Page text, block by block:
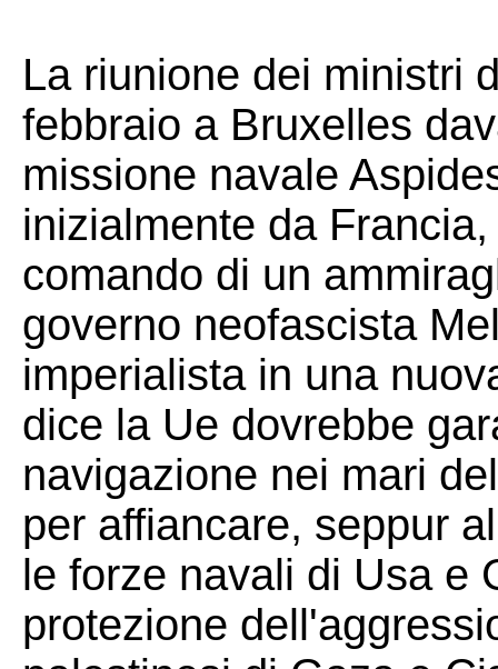
La riunione dei ministri
febbraio a Bruxelles
missione navale
inizialmente da
comando di un
governo neofascista
imperialista in una
dice la Ue dovrebbe
navigazione nei mari
per affiancare, seppur
le forze navali di Usa e
protezione